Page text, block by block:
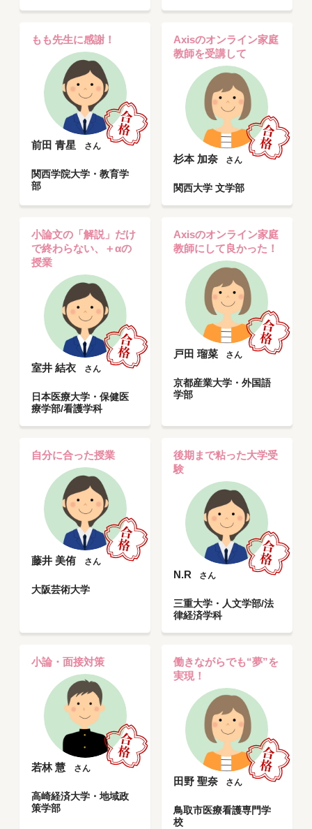
もも先生に感謝！
前田 青星 さん
関西学院大学・教育学
部
Axisのオンライン家庭
教師を受講して
杉本 加奈 さん
関西大学 文学部
小論文の「解説」だけ
で終わらない、＋αの
授業
室井 結衣 さん
日本医療大学・保健医
療学部/看護学科
Axisのオンライン家庭
教師にして良かった！
戸田 瑠菜 さん
京都産業大学・外国語
学部
自分に合った授業
藤井 美侑 さん
大阪芸術大学
後期まで粘った大学受
験
N.R さん
三重大学・人文学部/法
律経済学科
小論・面接対策
若林 慧 さん
高崎経済大学・地域政
策学部
働きながらでも“夢”を
実現！
田野 聖奈 さん
鳥取市医療看護専門学
校